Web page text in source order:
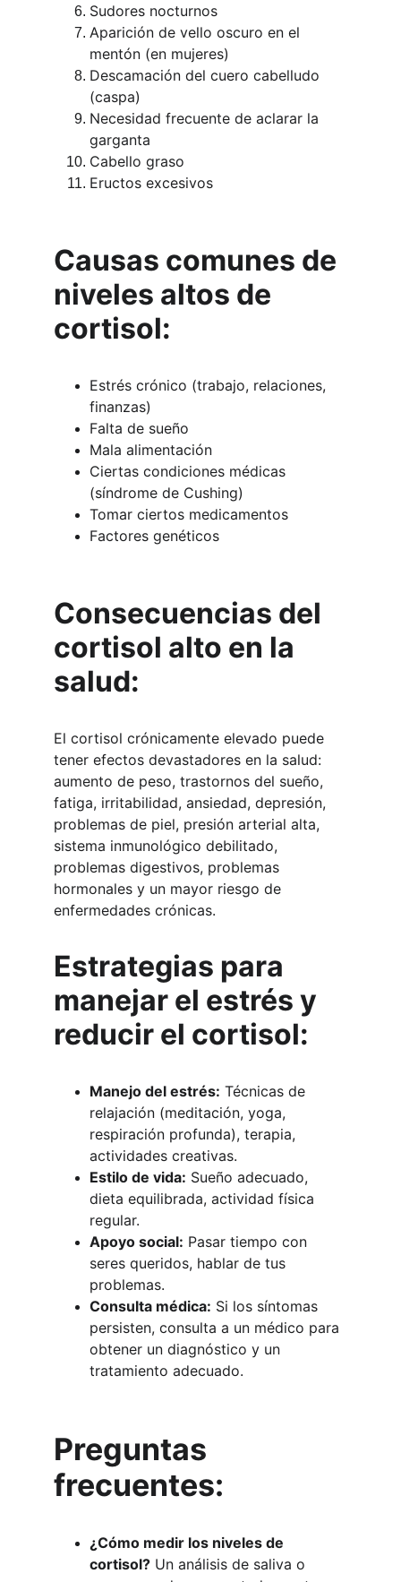
Sudores nocturnos
Aparición de vello oscuro en el
mentón (en mujeres)
Descamación del cuero cabelludo
(caspa)
Necesidad frecuente de aclarar la
garganta
Cabello graso
Eructos excesivos
Causas comunes de
niveles altos de
cortisol:
Estrés crónico (trabajo, relaciones,
finanzas)
Falta de sueño
Mala alimentación
Ciertas condiciones médicas
(síndrome de Cushing)
Tomar ciertos medicamentos
Factores genéticos
Consecuencias del
cortisol alto en la
salud:
El cortisol crónicamente elevado puede
tener efectos devastadores en la salud:
aumento de peso, trastornos del sueño,
fatiga, irritabilidad, ansiedad, depresión,
problemas de piel, presión arterial alta,
sistema inmunológico debilitado,
problemas digestivos, problemas
hormonales y un mayor riesgo de
enfermedades crónicas.
Estrategias para
manejar el estrés y
reducir el cortisol:
Manejo del estrés: Técnicas de
relajación (meditación, yoga,
respiración profunda), terapia,
actividades creativas.
Estilo de vida: Sueño adecuado,
dieta equilibrada, actividad física
regular.
Apoyo social: Pasar tiempo con
seres queridos, hablar de tus
problemas.
Consulta médica: Si los síntomas
persisten, consulta a un médico para
obtener un diagnóstico y un
tratamiento adecuado.
Preguntas
frecuentes:
¿Cómo medir los niveles de
cortisol? Un análisis de saliva o